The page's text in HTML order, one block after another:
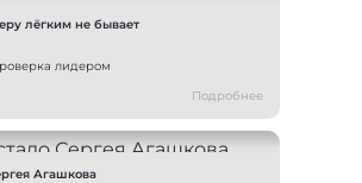
лёгким не бывает
лидером
Подробнее
Агашкова